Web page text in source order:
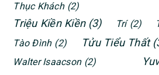
Thục Khách (2)
Triệu Kiền Kiền (3) Trí (2)
Tào Đình (2) Tửu Tiểu Thất
Walter Isaacson (2)